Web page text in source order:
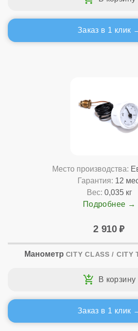
Заказ в 1 клик
Место производства:
Гарантия: 12
Вес: 0,035 кг
Подробнее
2 910
Манометр CITY CLASS / CITY
Заказ в 1 клик